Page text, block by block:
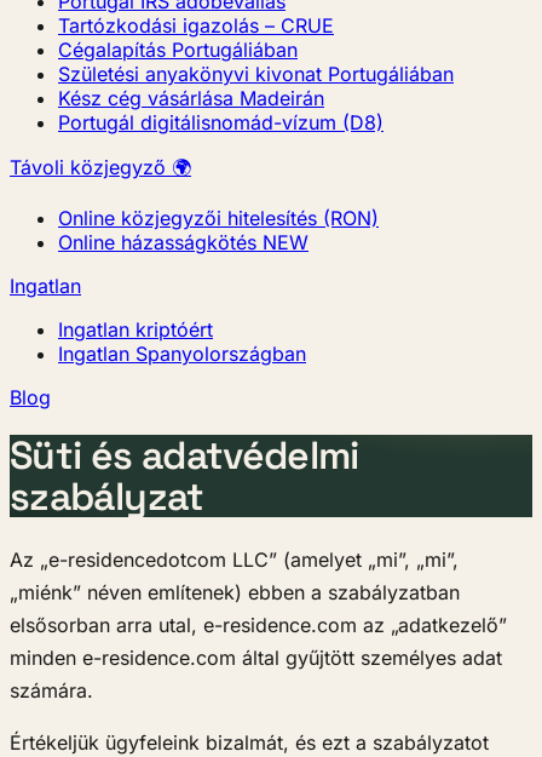
Tartózkodási igazolás – CRUE
Cégalapítás Portugáliában
Születési anyakönyvi kivonat Portugáliában
Kész cég vásárlása Madeirán
Portugál digitálisnomád-vízum (D8)
Távoli közjegyző 🌍
Online közjegyzői hitelesítés (RON)
Online házasságkötés NEW
Ingatlan
Ingatlan kriptóért
Ingatlan Spanyolországban
Blog
Süti és adatvédelmi
szabályzat
Az „e-residencedotcom LLC” (amelyet „mi”, „mi”,
„miénk” néven említenek) ebben a szabályzatban
elsősorban arra utal, e-residence.com az „adatkezelő”
minden e-residence.com által gyűjtött személyes adat
számára.
Értékeljük ügyfeleink bizalmát, és ezt a szabályzatot